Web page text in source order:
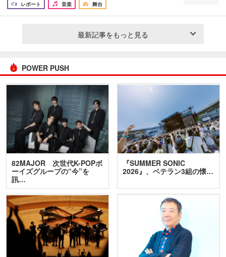
レポート
音楽 舞台
最新記事をもっと見る
POWER PUSH
82MAJOR 次世代K-POPボ
ーイズグループの“今”を
訊…
『SUMMER SONIC
2026』、ベテラン3組の懐…